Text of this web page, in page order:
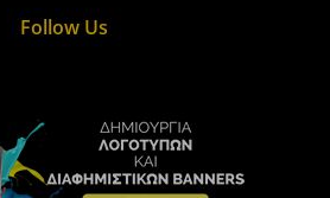
Follow Us